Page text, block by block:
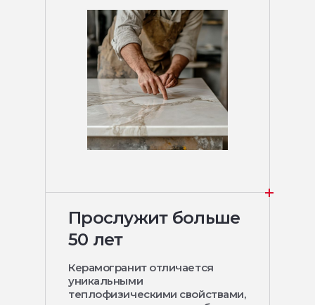
Прослужит больше
50 лет
Керамогранит отличается
уникальными
теплофизическими свойствами,